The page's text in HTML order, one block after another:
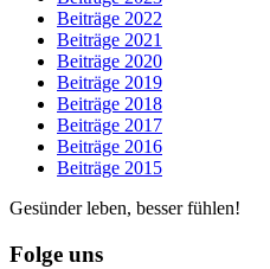
Beiträge 2022
Beiträge 2021
Beiträge 2020
Beiträge 2019
Beiträge 2018
Beiträge 2017
Beiträge 2016
Beiträge 2015
Gesünder leben, besser fühlen!
Folge uns